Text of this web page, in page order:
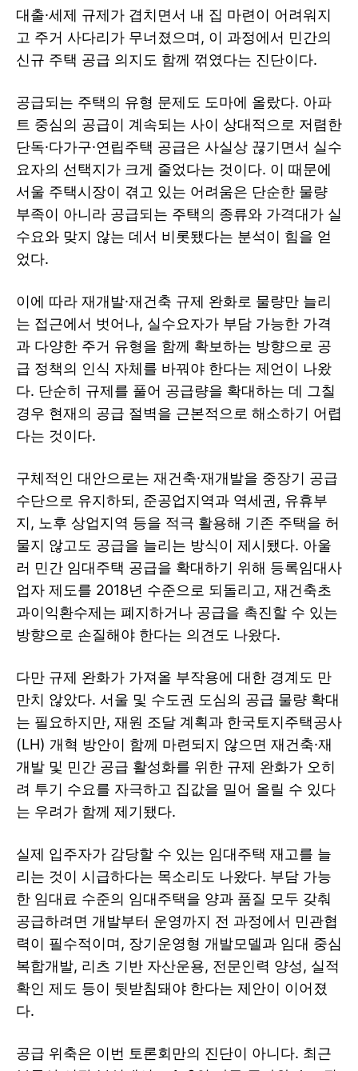
대출·세제 규제가 겹치면서 내 집 마련이 어려워지
고 주거 사다리가 무너졌으며, 이 과정에서 민간의
신규 주택 공급 의지도 함께 꺾였다는 진단이다.
공급되는 주택의 유형 문제도 도마에 올랐다. 아파
트 중심의 공급이 계속되는 사이 상대적으로 저렴한
단독·다가구·연립주택 공급은 사실상 끊기면서 실수
요자의 선택지가 크게 줄었다는 것이다. 이 때문에
서울 주택시장이 겪고 있는 어려움은 단순한 물량
부족이 아니라 공급되는 주택의 종류와 가격대가 실
수요와 맞지 않는 데서 비롯됐다는 분석이 힘을 얻
었다.
이에 따라 재개발·재건축 규제 완화로 물량만 늘리
는 접근에서 벗어나, 실수요자가 부담 가능한 가격
과 다양한 주거 유형을 함께 확보하는 방향으로 공
급 정책의 인식 자체를 바꿔야 한다는 제언이 나왔
다. 단순히 규제를 풀어 공급량을 확대하는 데 그칠
경우 현재의 공급 절벽을 근본적으로 해소하기 어렵
다는 것이다.
구체적인 대안으로는 재건축·재개발을 중장기 공급
수단으로 유지하되, 준공업지역과 역세권, 유휴부
지, 노후 상업지역 등을 적극 활용해 기존 주택을 허
물지 않고도 공급을 늘리는 방식이 제시됐다. 아울
러 민간 임대주택 공급을 확대하기 위해 등록임대사
업자 제도를 2018년 수준으로 되돌리고, 재건축초
과이익환수제는 폐지하거나 공급을 촉진할 수 있는
방향으로 손질해야 한다는 의견도 나왔다.
다만 규제 완화가 가져올 부작용에 대한 경계도 만
만치 않았다. 서울 및 수도권 도심의 공급 물량 확대
는 필요하지만, 재원 조달 계획과 한국토지주택공사
(LH) 개혁 방안이 함께 마련되지 않으면 재건축·재
개발 및 민간 공급 활성화를 위한 규제 완화가 오히
려 투기 수요를 자극하고 집값을 밀어 올릴 수 있다
는 우려가 함께 제기됐다.
실제 입주자가 감당할 수 있는 임대주택 재고를 늘
리는 것이 시급하다는 목소리도 나왔다. 부담 가능
한 임대료 수준의 임대주택을 양과 품질 모두 갖춰
공급하려면 개발부터 운영까지 전 과정에서 민관협
력이 필수적이며, 장기운영형 개발모델과 임대 중심
복합개발, 리츠 기반 자산운용, 전문인력 양성, 실적
확인 제도 등이 뒷받침돼야 한다는 제안이 이어졌
다.
공급 위축은 이번 토론회만의 진단이 아니다. 최근